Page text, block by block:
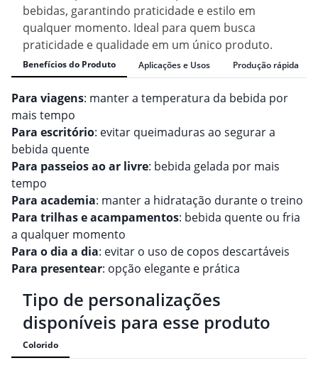
bebidas, garantindo praticidade e estilo em
qualquer momento. Ideal para quem busca
praticidade e qualidade em um único produto.
Benefícios do Produto Aplicações e Usos Produção rápida
Para viagens: manter a temperatura da bebida por
mais tempo
Para escritório: evitar queimaduras ao segurar a
bebida quente
Para passeios ao ar livre: bebida gelada por mais
tempo
Para academia: manter a hidratação durante o treino
Para trilhas e acampamentos: bebida quente ou fria
a qualquer momento
Para o dia a dia: evitar o uso de copos descartáveis
Para presentear: opção elegante e prática
Tipo de personalizações
disponíveis para esse produto
Colorido